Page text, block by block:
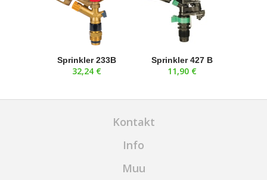
Sprinkler 233B
32,24 €
Sprinkler 427 B
11,90 €
Kontakt
Info
Muu